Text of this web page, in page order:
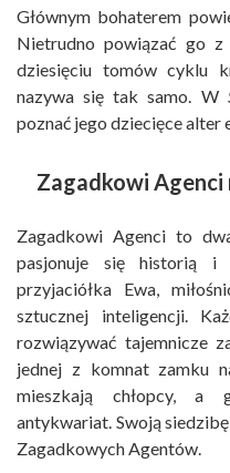
Głównym bohaterem
Nietrudno powiązać go
dziesięciu tomów cyklu
nazywa się tak samo. W
poznać jego dziecięce alter
Zagadkowi Agenci
Zagadkowi Agenci to
pasjonuje się historią
przyjaciółka Ewa,
sztucznej inteligencji.
rozwiązywać tajemnicze
jednej z komnat zamku
mieszkają chłopcy, a
antykwariat. Swoją
Zagadkowych Agentów.